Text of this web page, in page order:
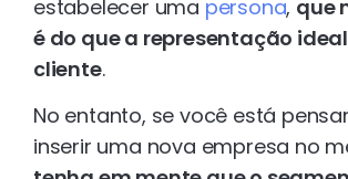
estabelecer uma persona, que
é do que a representação
cliente.
No entanto, se você está
inserir uma nova empresa no